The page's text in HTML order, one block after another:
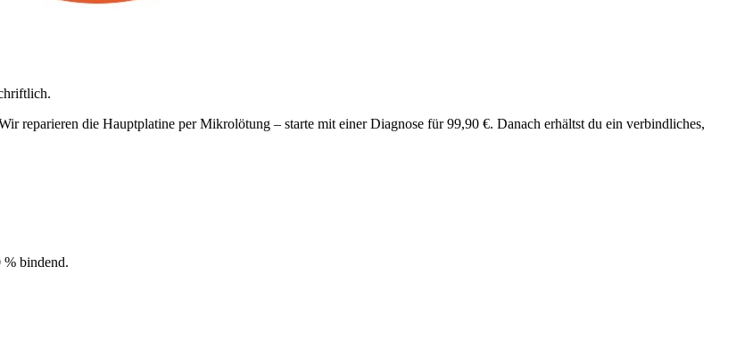
reparieren die Hauptplatine per Mikrolötung – starte mit einer Diagnose für 99,90 €. Danach erhältst du ein verbindliches,
% bindend.